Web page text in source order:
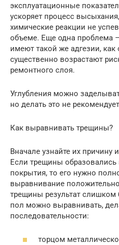
эксплуатационные
ускоряет процесс
химические реакции не
объеме. Еще одна проблема
имеют такой же адгезии, как
существенно возрастают
ремонтного слоя.
Углубления можно
но делать это не
Как выравнивать трещины?
Вначале узнайте их причину
Если трещины образовались
покрытия, то его нужно
выравнивание
трещины результат слишком
пол можно выравнивать,
последовательности:
торцом